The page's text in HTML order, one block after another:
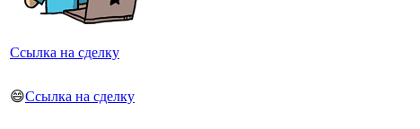
Ссылка на сделку
😄Ссылка на сделку